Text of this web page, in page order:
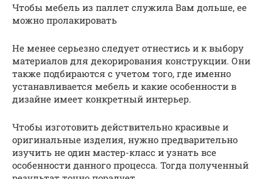
Чтобы мебель из паллет служила Вам дольше, ее
можно пролакировать
Не менее серьезно следует отнестись и к выбору
материалов для декорирования конструкции. Они
также подбираются с учетом того, где именно
устанавливается мебель и какие особенности в
дизайне имеет конкретный интерьер.
Чтобы изготовить действительно красивые и
оригинальные изделия, нужно предварительно
изучить не один мастер-класс и узнать все
особенности данного процесса. Тогда полученный